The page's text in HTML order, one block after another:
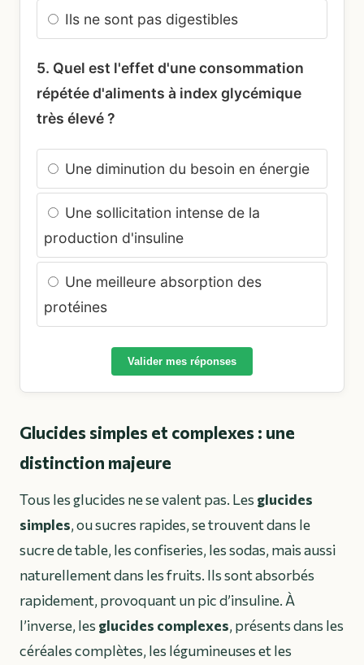
Ils ne sont pas digestibles
5. Quel est l'effet d'une consommation
répétée d'aliments à index glycémique
très élevé ?
Une diminution du besoin en énergie
Une sollicitation intense de la
production d'insuline
Une meilleure absorption des
protéines
Valider mes réponses
Glucides simples et complexes : une
distinction majeure
Tous les glucides ne se valent pas. Lesglucides
simples, ou sucres rapides, se trouvent dans le
sucre de table, les confiseries, les sodas, mais aussi
naturellement dans les fruits. Ils sont absorbés
rapidement, provoquant un pic d’insuline. À
l’inverse, lesglucides complexes, présents dans les
céréales complètes, les légumineuses et les